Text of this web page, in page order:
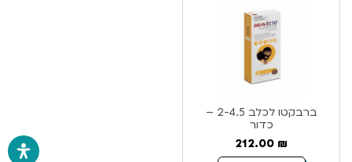
ברבקטו לכלב 2-4.5 –
כדור
212.00 ₪